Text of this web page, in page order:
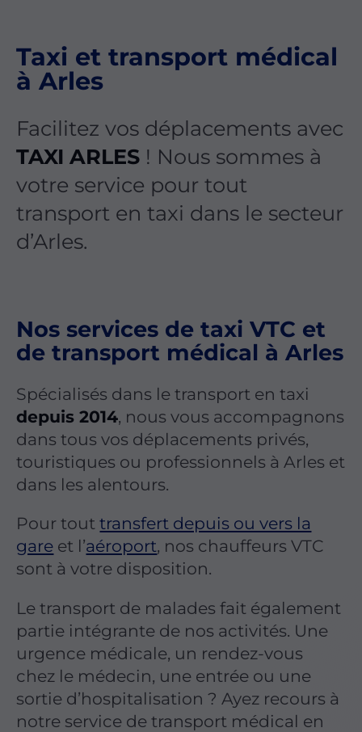
Taxi et transport médical
à Arles
Facilitez vos déplacements avec
TAXI ARLES ! Nous sommes à
votre service pour tout
transport en taxi dans le secteur
d’Arles.
Nos services de taxi VTC et
de transport médical à Arles
Spécialisés dans le transport en taxi
depuis 2014, nous vous accompagnons
dans tous vos déplacements privés,
touristiques ou professionnels à Arles et
dans les alentours.
Pour touttransfert depuis ou vers la
gare et l’aéroport, nos chauffeurs VTC
sont à votre disposition.
Le transport de malades fait également
partie intégrante de nos activités. Une
urgence médicale, un rendez-vous
chez le médecin, une entrée ou une
sortie d’hospitalisation ? Ayez recours à
notre service de transport médical en